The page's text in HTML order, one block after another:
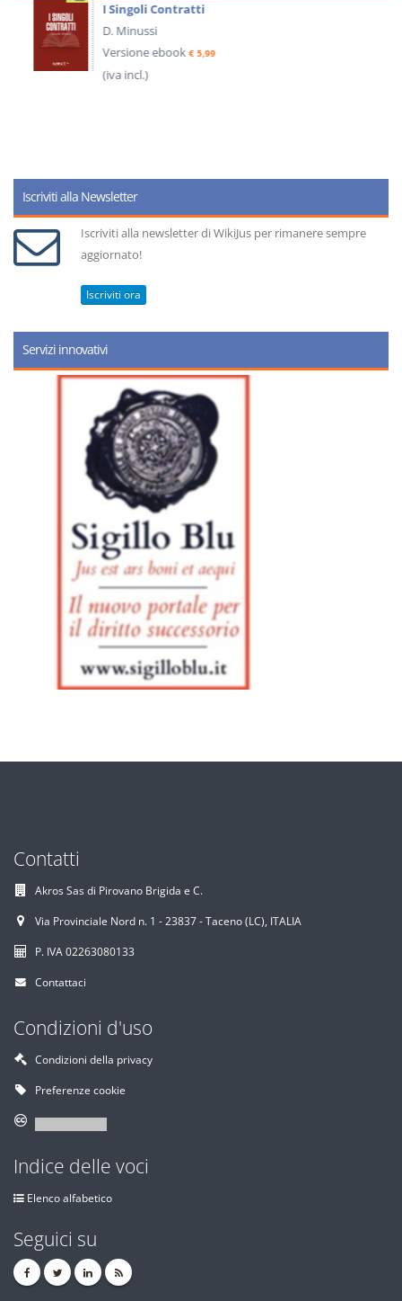
I Singoli Contratti
D. Minussi
Versione ebook€ 5,99
(iva incl.)
Iscriviti alla Newsletter
Iscriviti alla newsletter di WikiJus per rimanere sempre
aggiornato!
Iscriviti ora
Servizi innovativi
Contatti
Akros Sas di Pirovano Brigida e C.
Via Provinciale Nord n. 1 - 23837 - Taceno (LC), ITALIA
P. IVA 02263080133
Contattaci
Condizioni d'uso
Condizioni della privacy
Preferenze cookie
Indice delle voci
Elenco alfabetico
Seguici su